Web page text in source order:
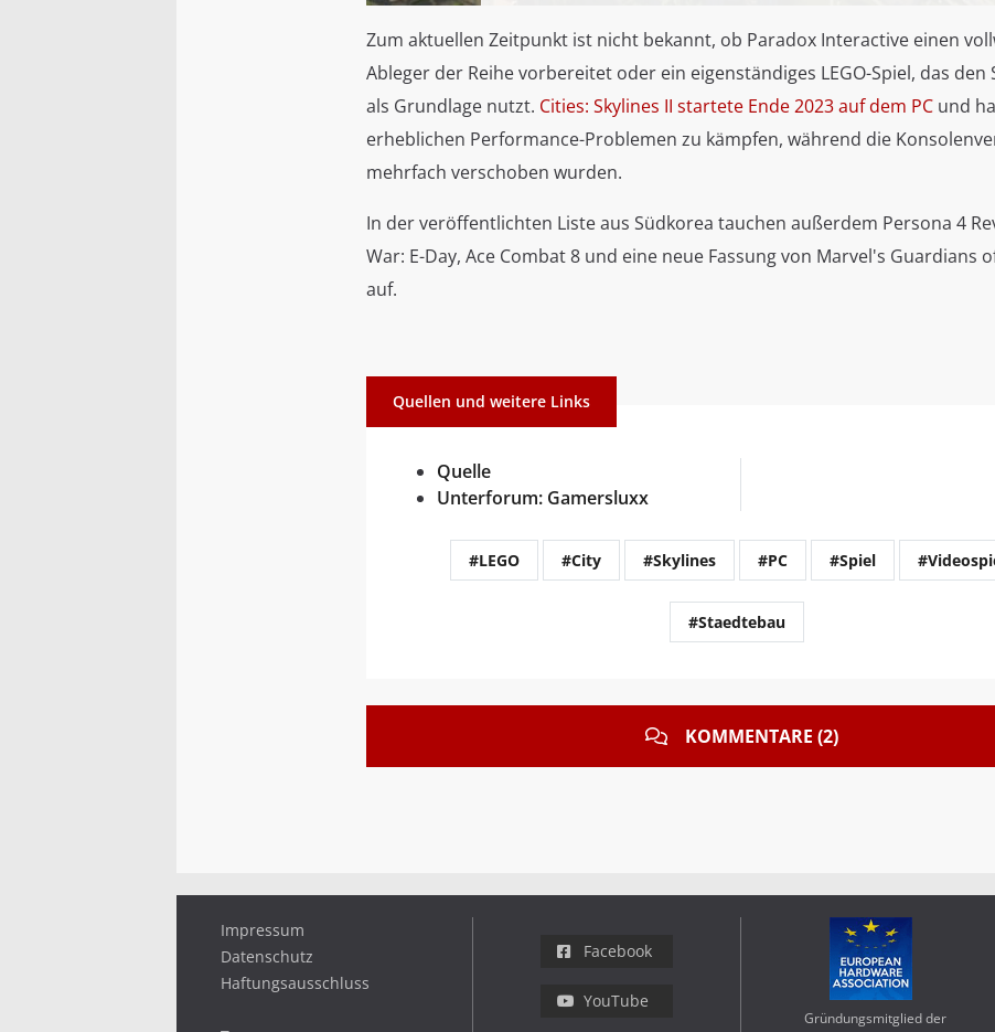
Zum aktuellen Zeitpunkt ist nicht bekannt, ob Paradox Interactive einen
Ableger der Reihe vorbereitet oder ein eigenständiges LEGO-Spiel, das
als Grundlage nutzt. Cities: Skylines II startete Ende 2023 auf dem PC und
erheblichen Performance-Problemen zu kämpfen, während die
mehrfach verschoben wurden.
In der veröffentlichten Liste aus Südkorea tauchen außerdem Persona 4
War: E-Day, Ace Combat 8 und eine neue Fassung von Marvel's Guardians
auf.
Quellen und weitere Links
Quelle
Unterforum: Gamersluxx
#LEGO #City #Skylines #PC #Spiel
#Staedtebau
KOMMENTARE (2)
Impressum
Datenschutz
Haftungsausschluss
Facebook
YouTube
Gründungsmitglied der